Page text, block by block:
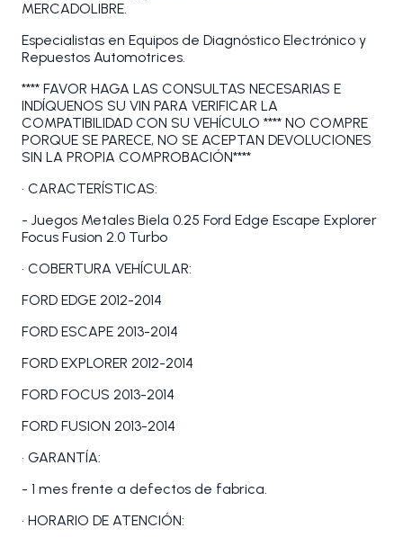
MERCADOLIBRE.
Especialistas en Equipos de Diagnóstico Electrónico y
Repuestos Automotrices.
**** FAVOR HAGA LAS CONSULTAS NECESARIAS E
INDÍQUENOS SU VIN PARA VERIFICAR LA
COMPATIBILIDAD CON SU VEHÍCULO **** NO COMPRE
PORQUE SE PARECE, NO SE ACEPTAN DEVOLUCIONES
SIN LA PROPIA COMPROBACIÓN****
• CARACTERÍSTICAS:
- Juegos Metales Biela 0.25 Ford Edge Escape Explorer
Focus Fusion 2.0 Turbo
• COBERTURA VEHÍCULAR:
FORD EDGE 2012-2014
FORD ESCAPE 2013-2014
FORD EXPLORER 2012-2014
FORD FOCUS 2013-2014
FORD FUSION 2013-2014
• GARANTÍA:
- 1 mes frente a defectos de fabrica.
• HORARIO DE ATENCIÓN: